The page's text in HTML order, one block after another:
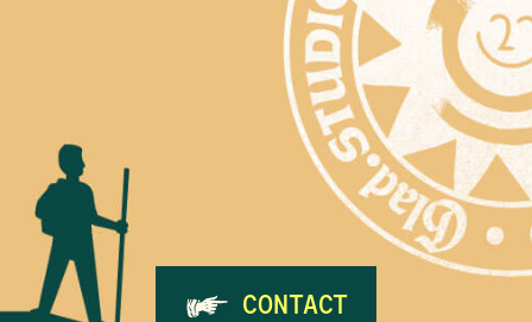
CONTACT